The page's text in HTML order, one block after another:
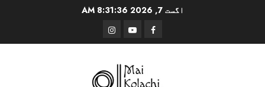
اگست 7, 2026 8:31:37 AM
Facebook
Youtube
Instagram